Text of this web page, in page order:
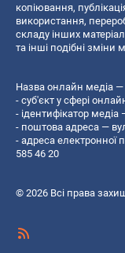
копiювання,
використання,
складу інших
та інші подібні зміни
Назва онлайн медіа —
- суб'єкт у сфері
- ідентифікатор медіа
- поштова адреса —
- адреса електронної
585 46 20
© 2026 Всі права